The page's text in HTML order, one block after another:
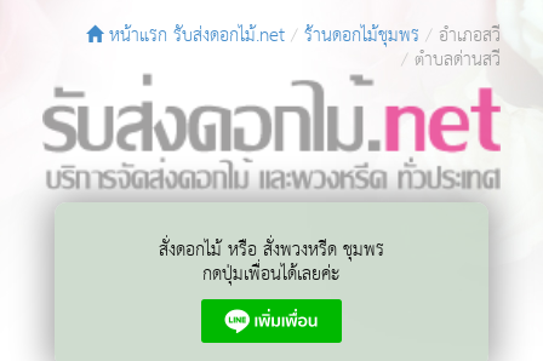
หน้าแรก รับส่งดอกไม้.net ร้านดอกไม้ชุมพร อำเภอสวี
ตำบลด่านสวี
สั่งดอกไม้ หรือ สั่งพวงหรีด ชุมพร
กดปุ่มเพื่อนได้เลยค่ะ